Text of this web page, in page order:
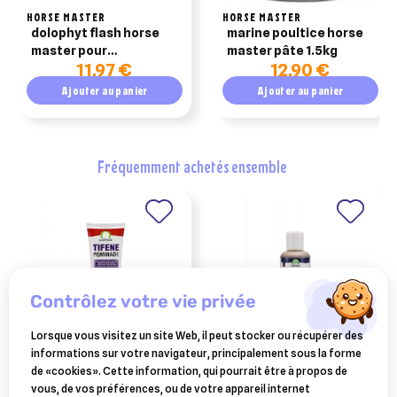
HORSE MASTER
dolophyt flash horse
master pour
performance du cheval
seringue 30ml
11,97 €
Ajouter au panier
HORSE MASTER
marine poultice horse
master pâte 1.5kg
12,90 €
Ajouter au panier
fréquemment achetés ensemble
AUDEVARD
tifene pommade 250 ml
AUDEVARD
povidum scrub (savon)
contrôlez votre vie privée
Lorsque vous visitez un site Web, il peut stocker ou récupérer des
informations sur votre navigateur, principalement sous la forme
de «cookies». Cette information, qui pourrait être à propos de
vous, de vos préférences, ou de votre appareil internet